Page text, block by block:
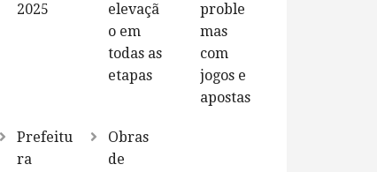
2025
elevaçã
o em
todas as
etapas
proble
mas
com
jogos e
apostas
Prefeitu
ra
Obras
de